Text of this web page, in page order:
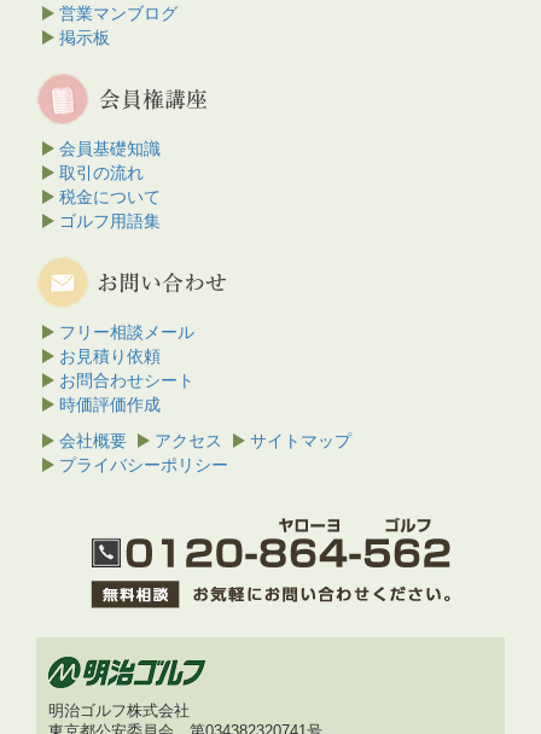
営業マンブログ
掲示板
会員基礎知識
取引の流れ
税金について
ゴルフ用語集
フリー相談メール
お見積り依頼
お問合わせシート
時価評価作成
会社概要
アクセス
サイトマップ
プライバシーポリシー
明治ゴルフ株式会社